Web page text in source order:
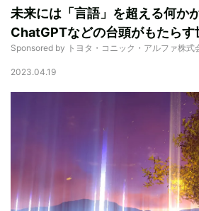
未来には「言語」を超える何か
ChatGPTなどの台頭がもたらす
Sponsored by トヨタ・コニック・アルファ株式
2023.04.19